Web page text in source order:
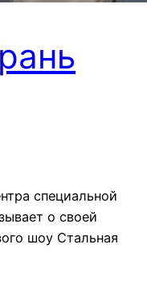
специальной
о своей
шоу Стальная